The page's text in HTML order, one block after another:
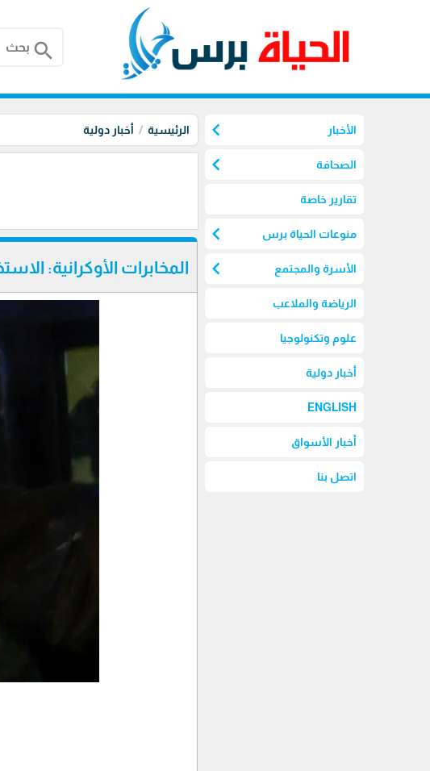
search
الأخبار chevron_left
الصحافة chevron_left
تقارير خاصة
منوعات الحياة برس chevron_left
الأسرة والمجتمع chevron_left
الرياضة والملاعب
علوم وتكنولوجيا
أخبار دولية
ENGLISH
أخبار الأسواق
اتصل بنا
الرئيسية أخبار دولية
المخابرات الأوكرانية: